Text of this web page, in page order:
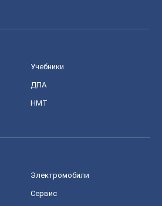
Учебники
ДПА
НМТ
Электромобили
Сервис